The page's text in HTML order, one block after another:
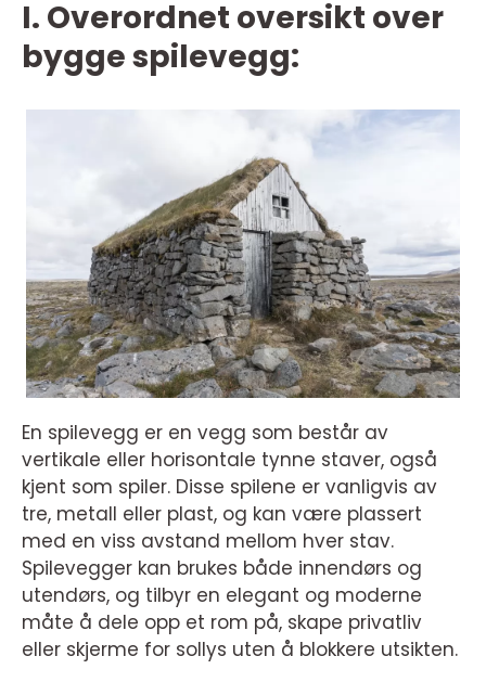
I. Overordnet oversikt over
bygge spilevegg:
En spilevegg er en vegg som består av
vertikale eller horisontale tynne staver, også
kjent som spiler. Disse spilene er vanligvis av
tre, metall eller plast, og kan være plassert
med en viss avstand mellom hver stav.
Spilevegger kan brukes både innendørs og
utendørs, og tilbyr en elegant og moderne
måte å dele opp et rom på, skape privatliv
eller skjerme for sollys uten å blokkere utsikten.